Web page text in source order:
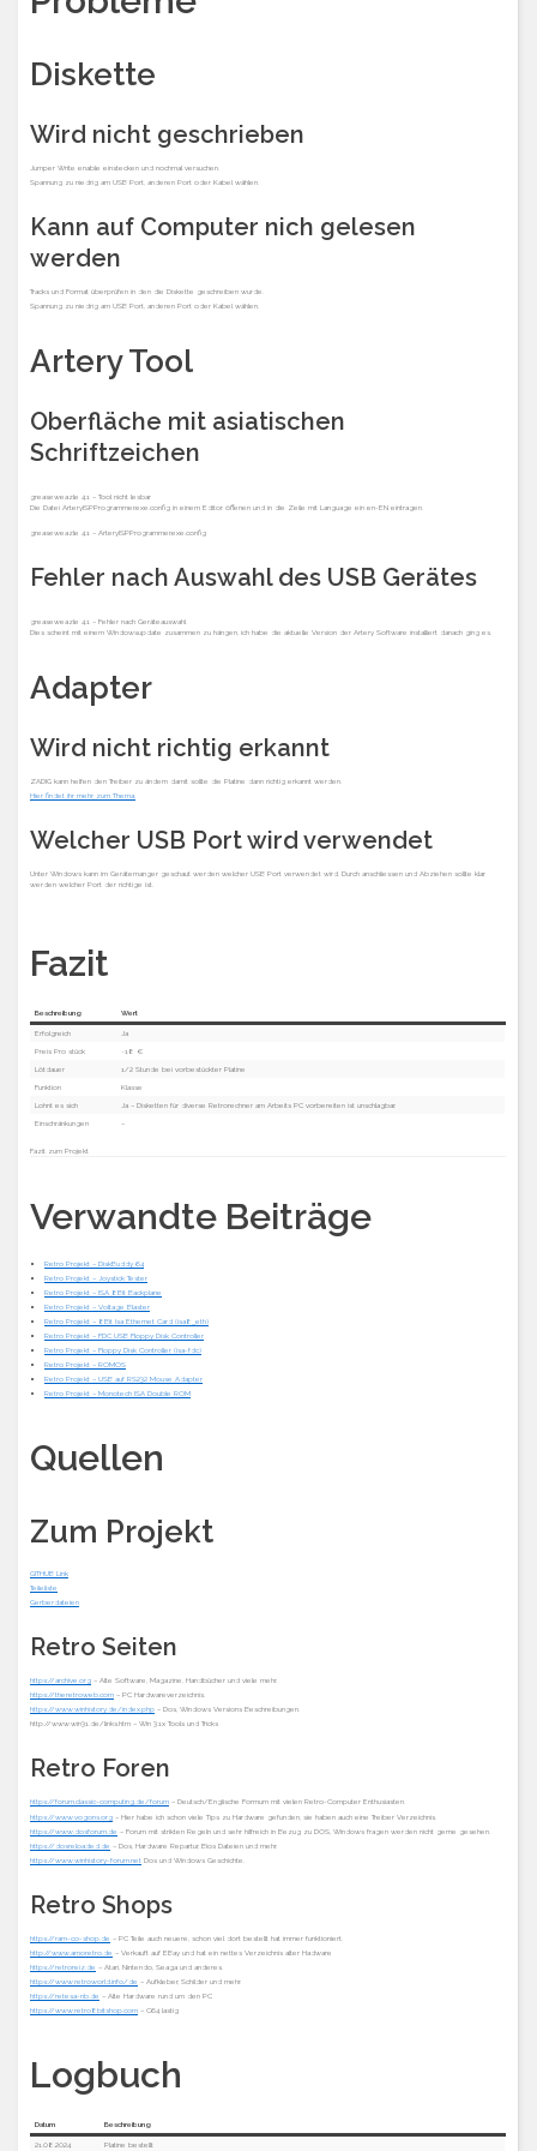
Diskette
Wird nicht geschrieben
Jumper Write enable einstecken und nochmal versuchen.
Spannung zu niedrig am USB Port, anderen Port oder Kabel wählen.
Kann auf Computer nich gelesen
werden
Tracks und Format überprüfen in den die Diskette geschreiben wurde.
Spannung zu niedrig am USB Port, anderen Port oder Kabel wählen.
Artery Tool
Oberfläche mit asiatischen
Schriftzeichen
greaseweazle 4.1 – Tool nicht lesbar
Die Datei ArteryISPProgrammer.exe.config in einem Editor öffenen und in die Zeile mit Language ein en-EN eintragen.
greaseweazle 4.1 – ArteryISPProgrammer.exe.config
Fehler nach Auswahl des USB Gerätes
greaseweazle 4.1 – Fehler nach Geräteauswahl
Dies scheint mit einem Windowsupdate zusammen zu hängen, ich habe die aktuelle Version der Artery Software installiert danach ging es.
Adapter
Wird nicht richtig erkannt
ZADIG kann helfen den Treiber zu ändern damit sollte die Platine dann richtig erkannt werden.
Hier findet ihr mehr zum Thema.
Welcher USB Port wird verwendet
Unter Windows kann im Gerätemanger geschaut werden welcher USB Port verwendet wird. Durch anschliessen und Abziehen sollte klar
werden welcher Port der richtige ist.
Fazit
Beschreibung Wert
Erfolgreich Ja
Preis Pro stück ~18 €
Lötdauer 1/2 Stunde bei vorbestückter Platine
Funktion Klasse
Lohnt es sich Ja – Disketten für diverse Retrorechner am Arbeits PC vorbereiten ist unschlagbar.
Einschränkungen –
Fazit zum Projekt
Verwandte Beiträge
Retro Projekt – DiskBuddy 64
Retro Projekt – Joystick Tester
Retro Projekt – ISA 8Bit Backplane
Retro Projekt – Voltage Blaster
Retro Projekt – 8Bit Isa Ethernet Card (isa8_eth)
Retro Projekt – FDC USB Floppy Disk Controller
Retro Projekt – Floppy Disk Controller (isa-fdc)
Retro Projekt – ROMOS
Retro Projekt – USB auf RS232 Mouse Adapter
Retro Projekt – Monotech ISA Double ROM
Quellen
Zum Projekt
GITHUB Link
Teileliste
Gerberdateien
Retro Seiten
https://archive.org – Alte Software, Magazine, Handbücher und viele mehr.
https://theretroweb.com – PC Hardwareverzeichnis.
https://www.winhistory.de/index.php – Dos, Windows Versions Beschreibungen.
http://www.win31.de/links.htm – Win 3.1x Tools und Tricks
Retro Foren
https://forum.classic-computing.de/forum – Deutsch/Englische Formum mit vielen Retro-Computer Enthusiasten.
https://www.vogons.org – Hier habe ich schon viele Tips zu Hardware gefunden, sie haben auch eine Treiber Verzeichnis.
https://www.dosforum.de – Forum mit strikten Regeln und sehr hilfreich in Bezug zu DOS, Windows fragen werden nicht gerne gesehen.
https://dosreloaded.de – Dos, Hardware Repartur, Bios Dateien und mehr.
https://www.winhistory-forum.net Dos und Windows Geschichte.
Retro Shops
https://ram-co-shop.de – PC Teile auch neuere, schon viel dort bestellt hat immer funktioniert.
http://www.amoretro.de – Verkauft auf EBay und hat ein nettes Verzeichnis alter Hadware
https://retroreiz.de – Atari, Nintendo, Seaga und anderes.
https://www.retroworld.info/de – Aufkleber, Schilder und mehr.
https://retesa-nb.de – Alte Hardware rund um den PC
https://www.retro8bitshop.com – C64 lastig
Logbuch
Datum Beschreibung
21.08.2024 Platine bestellt